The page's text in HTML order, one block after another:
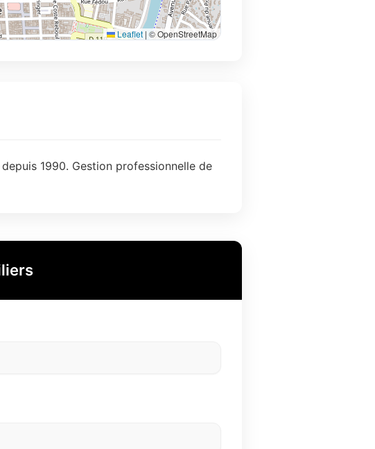
Leaflet | © OpenStreetMap
1990. Gestion professionnelle de